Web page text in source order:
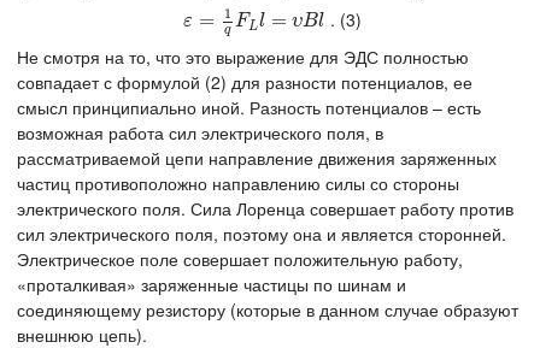
ε = 1
q FLl = υBl
ε =1 qFLl=υ Bl
. (3)
Не смотря на то, что это выражение для ЭДС полностью
совпадает с формулой (2) для разности потенциалов, ее
смысл принципиально иной. Разность потенциалов – есть
возможная работа сил электрического поля, в
рассматриваемой цепи направление движения заряженных
частиц противоположно направлению силы со стороны
электрического поля. Сила Лоренца совершает работу против
сил электрического поля, поэтому она и является сторонней.
Электрическое поле совершает положительную работу,
«проталкивая» заряженные частицы по шинам и
соединяющему резистору (которые в данном случае образуют
внешнюю цепь).